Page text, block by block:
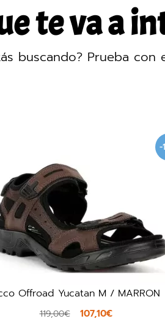
te va a
buscando? Prueba
MARRON Clarks